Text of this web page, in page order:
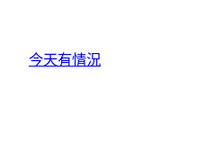
今天有情況